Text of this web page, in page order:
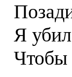
Я
Чтобы